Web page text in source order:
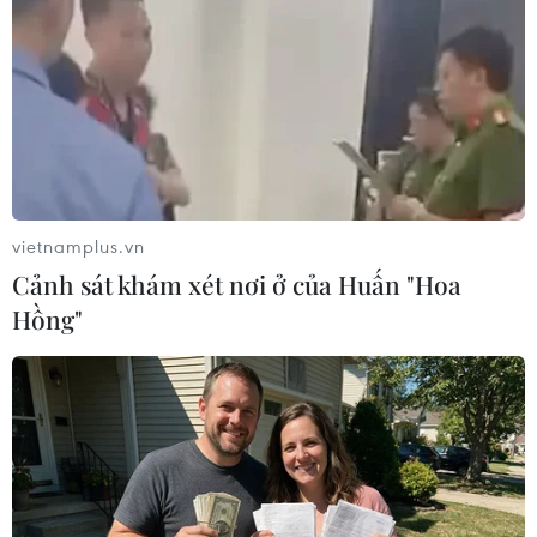
hàng đầu; tất cả những bài học về tình đoàn kết
cần được vun đắp để xây dựng hạnh phúc lâu
dài cho nhân dân hai nước.
Đoàn công tác Bộ Tư lệnh Cảnh vệ Quân đội Hoàng gia
Campuchia tặng quà Ủy ban Nhân dân tỉnh Hậu Giang. (Ảnh:
Hồng Thái/TTXVN)
vietnamplus.vn
Cảnh sát khám xét nơi ở của Huấn "Hoa
Hồng"